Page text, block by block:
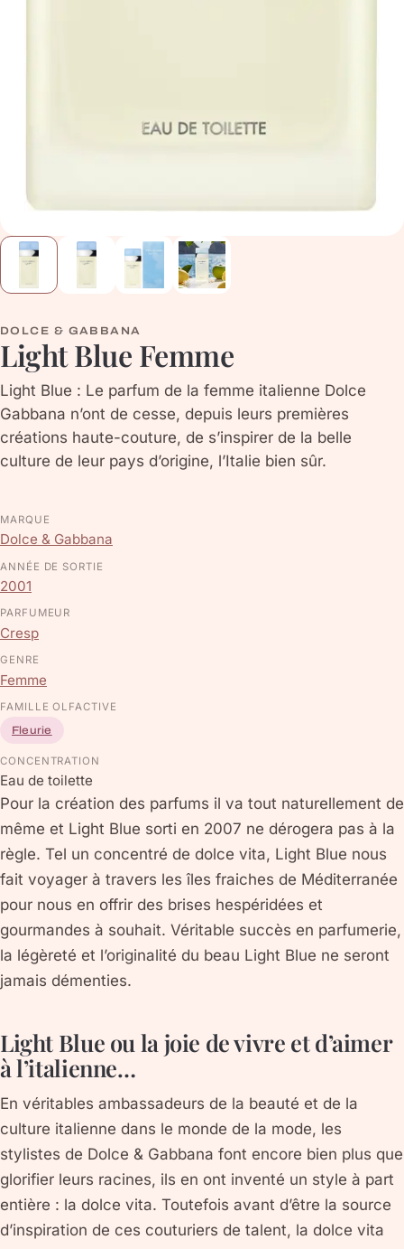
DOLCE & GABBANA
Light Blue Femme
Light Blue : Le parfum de la femme italienne Dolce
Gabbana n’ont de cesse, depuis leurs premières
créations haute-couture, de s’inspirer de la belle
culture de leur pays d’origine, l’Italie bien sûr.
MARQUE
Dolce & Gabbana
ANNÉE DE SORTIE
2001
PARFUMEUR
Cresp
GENRE
Femme
FAMILLE OLFACTIVE
Fleurie
CONCENTRATION
Eau de toilette
Pour la création des parfums il va tout naturellement de
même et Light Blue sorti en 2007 ne dérogera pas à la
règle. Tel un concentré de dolce vita, Light Blue nous
fait voyager à travers les îles fraiches de Méditerranée
pour nous en offrir des brises hespéridées et
gourmandes à souhait. Véritable succès en parfumerie,
la légèreté et l’originalité du beau Light Blue ne seront
jamais démenties.
Light Blue ou la joie de vivre et d’aimer
à l’italienne…
En véritables ambassadeurs de la beauté et de la
culture italienne dans le monde de la mode, les
stylistes de Dolce & Gabbana font encore bien plus que
glorifier leurs racines, ils en ont inventé un style à part
entière : la dolce vita. Toutefois avant d’être la source
d’inspiration de ces couturiers de talent, la dolce vita